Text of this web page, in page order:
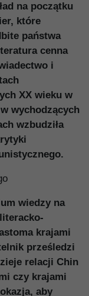
na początku
które
państwa
cenna
i
XX wieku w
wychodzących
wzbudziła
wiedzy na
krajami
prześledzi
relacji Chin
czy krajami
aby